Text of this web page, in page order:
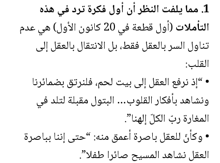
1. مما يلفت النظر أن أول فكرة ترد في هذه
التأملات
(أول قطعة في 20 كانون الأول) هي عدم
تناول السر بالعقل فقط، بل الانتقال بالعقل إلى
القلب:
• “إذ نرفع العقل إلى بيت لحم، فلنرتق بضمائرنا
ونشاهد بأفكار القلوب… البتول مقبلة لتلد في
المغارة ربّ الكلّ إلهنا”.
• وكأنّ للعقل باصرة أعمق منه: “حتى إننا بباصرة
العقل نشاهد المسيح صائرا طفلا”.